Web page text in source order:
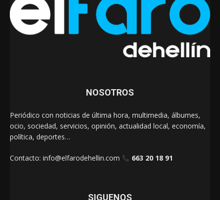
NOSOTROS
Periódico con noticias de última hora, multimedia, álbumes,
ocio, sociedad, servicios, opinión, actualidad local, economía,
política, deportes…
Contacto: info@elfarodehellin.com 663 20 18 91
SIGUENOS